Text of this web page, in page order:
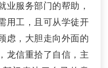
业服务部门的帮助，
用工，且可从学徒开
虑，大胆走向外面的
龙信重拾了自信，主